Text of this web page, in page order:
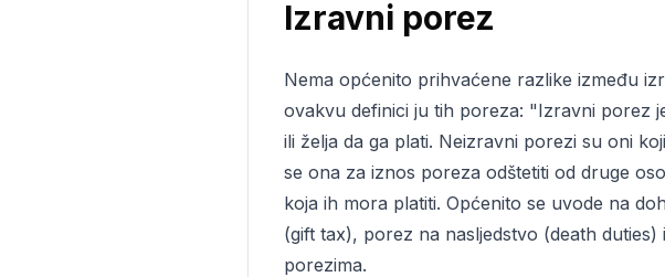
Izravni porez
Nema općenito prihvaćene razlike između
ovakvu definici ju tih poreza: "Izravni porez
ili želja da ga plati. Neizravni porezi su oni
se ona za iznos poreza odštetiti od druge
koja ih mora platiti. Općenito se uvode na
(gift tax), porez na nasljedstvo (death
porezima.